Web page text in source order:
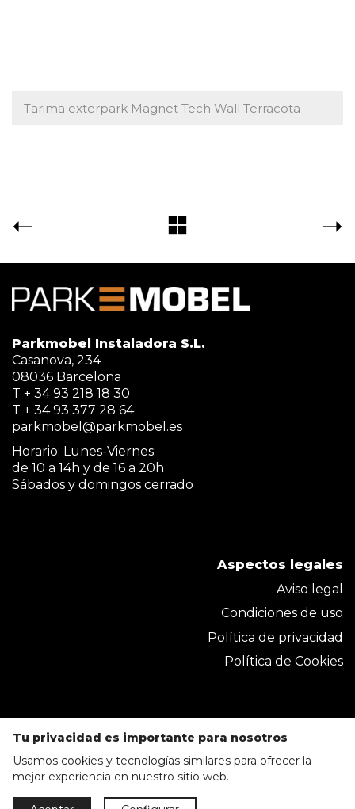
Tarima exterpark Magnet Tech Wall Terracota
Parkmobel Instaladora S.L.
Casanova, 234
08036 Barcelona
T + 34 93 218 18 30
T + 34 93 377 28 64
parkmobel@parkmobel.es
Horario: Lunes-Viernes:
de 10 a 14h y de 16 a 20h
Sábados y domingos cerrado
Aspectos legales
Aviso legal
Condiciones de uso
Política de privacidad
Política de Cookies
Parkmobel Instaladora S.L. 2020 © Todos los
Tu privacidad es importante para nosotros
Usamos cookies y tecnologías similares para ofrecer la
mejor experiencia en nuestro sitio web.